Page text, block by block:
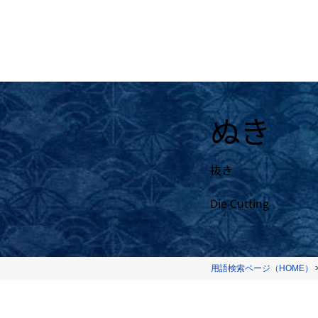
ぬき
抜き
Die Cutting
用語検索ページ（HOME）